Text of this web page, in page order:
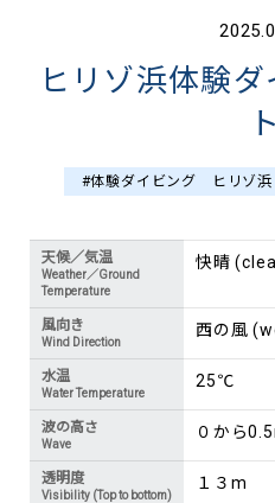
ヒリゾ浜体験
ト
#体験ダイビング ヒリゾ浜
天候／気温
Weather／Ground
Temperature
快晴
風向き
Wind Direction
西の風
水温
Water Temperature
25℃
波の高さ
Wave
０から
透明度
Visibility (Top to bottom)
１３m